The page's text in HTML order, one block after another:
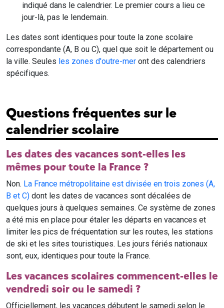
indiqué dans le calendrier. Le premier cours a lieu ce
jour-là, pas le lendemain.
Les dates sont identiques pour toute la zone scolaire
correspondante (A, B ou C), quel que soit le département ou
la ville. Seules les zones d'outre-mer ont des calendriers
spécifiques.
Questions fréquentes sur le
calendrier scolaire
Les dates des vacances sont-elles les
mêmes pour toute la France ?
Non. La France métropolitaine est divisée en trois zones (A,
B et C) dont les dates de vacances sont décalées de
quelques jours à quelques semaines. Ce système de zones
a été mis en place pour étaler les départs en vacances et
limiter les pics de fréquentation sur les routes, les stations
de ski et les sites touristiques. Les jours fériés nationaux
sont, eux, identiques pour toute la France.
Les vacances scolaires commencent-elles le
vendredi soir ou le samedi ?
Officiellement, les vacances débutent le samedi selon le